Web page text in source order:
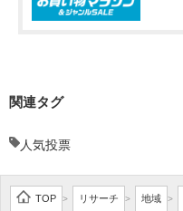
関連タグ
人気投票
TOP > リサーチ > 地域 >